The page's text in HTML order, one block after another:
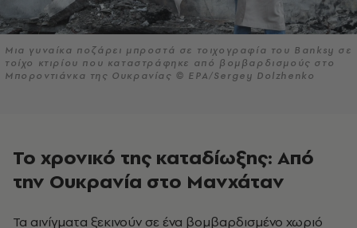
Μια γυναίκα ποζάρει μπροστά σε τοιχογραφία του Banksy σε
τοίχο κτιρίου που καταστράφηκε από βομβαρδισμούς στο
Μποροντιάνκα της Ουκρανίας © EPA/Sergey Dolzhenko
Το χρονικό της καταδίωξης: Από
την Ουκρανία στο Μανχάταν
Τα αινίγματα ξεκινούν σε ένα βομβαρδισμένο χωριό